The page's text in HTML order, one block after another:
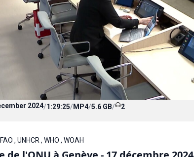
2024/1:29:25/MP4/5.6 GB/ 2
, UNHCR , WHO , WOAH